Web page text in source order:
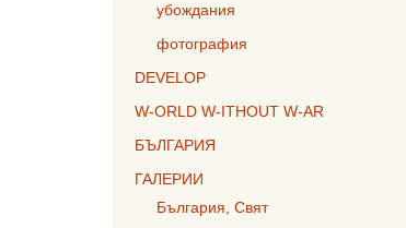
убождания
фотография
DEVELOP
W-ORLD W-ITHOUT W-AR
БЪЛГАРИЯ
ГАЛЕРИИ
България, Свят